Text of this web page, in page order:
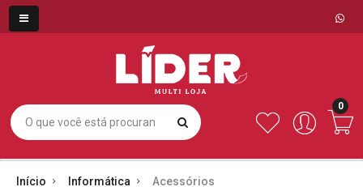
0
Início Informática Acessórios